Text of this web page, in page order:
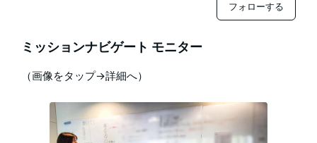
フォローする
ミッションナビゲート モニター
（画像をタップ→詳細へ）